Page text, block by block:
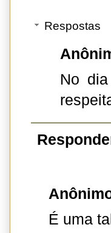
Respostas
No
É uma